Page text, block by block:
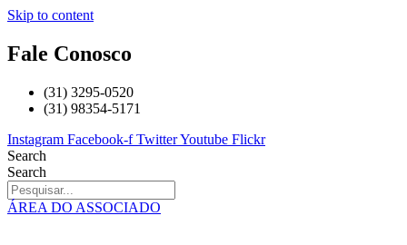
Skip to content
Fale Conosco
(31) 3295-0520
(31) 98354-5171
Instagram Facebook-f TwitterYoutube Flickr
Search
Search
ÁREA DO ASSOCIADO